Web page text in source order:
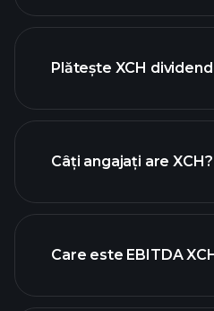
Plătește XCH
acțiuni cu dividende
Câți angajați are XCH?
Care este EBITDA